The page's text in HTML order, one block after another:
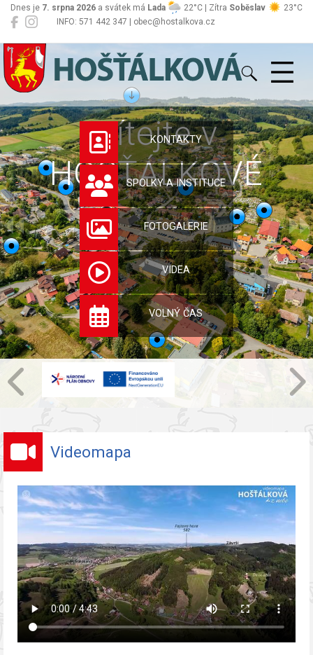
INFO: 571 442 347 | obec@hostalkova.cz
Dnes je 7. srpna 2026 a svátek má Lada 22°C | Zítra Soběslav 23°C
Hošťálková
Vítejte v
HOŠŤÁLKOVÉ
KONTAKTY
SPOLKY A INSTITUCE
FOTOGALERIE
VIDEA
VOLNÝ ČAS
Videomapa